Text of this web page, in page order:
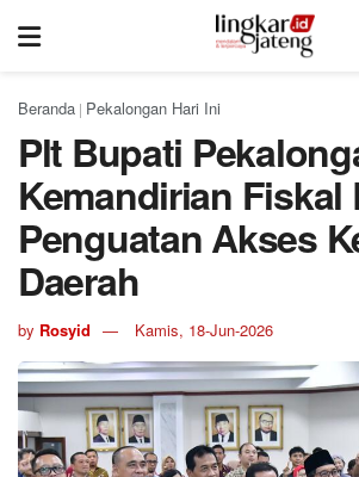
Beranda | Pekalongan Hari Ini
Plt Bupati
Kemandirian Fiskal
Penguatan Akses
Daerah
by Rosyid Kamis, 18-Jun-2026